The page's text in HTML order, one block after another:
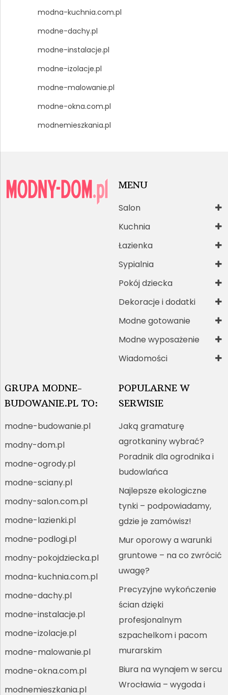
modna-kuchnia.com.pl
modne-dachy.pl
modne-instalacje.pl
modne-izolacje.pl
modne-malowanie.pl
modne-okna.com.pl
modnemieszkania.pl
MENU
Salon
Kuchnia
Łazienka
Sypialnia
Pokój dziecka
Dekoracje i dodatki
Modne gotowanie
Modne wyposażenie
Wiadomości
GRUPA MODNE-
BUDOWANIE.PL TO:
modne-budowanie.pl
modny-dom.pl
modne-ogrody.pl
modne-sciany.pl
modny-salon.com.pl
modne-lazienki.pl
modne-podlogi.pl
modny-pokojdziecka.pl
modna-kuchnia.com.pl
modne-dachy.pl
modne-instalacje.pl
modne-izolacje.pl
modne-malowanie.pl
modne-okna.com.pl
modnemieszkania.pl
POPULARNE W
SERWISIE
Jaką gramaturę
agrotkaniny wybrać?
Poradnik dla ogrodnika i
budowlańca
Najlepsze ekologiczne
tynki – podpowiadamy,
gdzie je zamówisz!
Mur oporowy a warunki
gruntowe – na co zwrócić
uwagę?
Precyzyjne wykończenie
ścian dzięki
profesjonalnym
szpachelkom i pacom
murarskim
Biura na wynajem w sercu
Wrocławia – wygoda i